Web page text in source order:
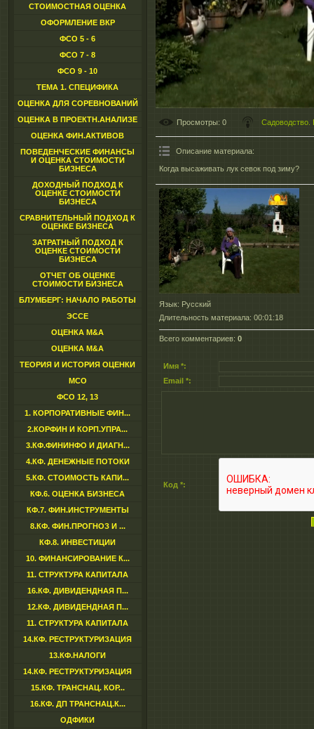
СТОИМОСТНАЯ ОЦЕНКА
ОФОРМЛЕНИЕ ВКР
ФСО 5 - 6
ФСО 7 - 8
ФСО 9 - 10
ТЕМА 1. СПЕЦИФИКА
ОЦЕНКА ДЛЯ СОРЕВНОВАНИЙ
ОЦЕНКА В ПРОЕКТН.АНАЛИЗЕ
ОЦЕНКА ФИН.АКТИВОВ
ПОВЕДЕНЧЕСКИЕ ФИНАНСЫ
И ОЦЕНКА СТОИМОСТИ
БИЗНЕСА
ДОХОДНЫЙ ПОДХОД К
ОЦЕНКЕ СТОИМОСТИ
БИЗНЕСА
СРАВНИТЕЛЬНЫЙ ПОДХОД К
ОЦЕНКЕ БИЗНЕСА
ЗАТРАТНЫЙ ПОДХОД К
ОЦЕНКЕ СТОИМОСТИ
БИЗНЕСА
ОТЧЕТ ОБ ОЦЕНКЕ
СТОИМОСТИ БИЗНЕСА
БЛУМБЕРГ: НАЧАЛО РАБОТЫ
ЭССЕ
ОЦЕНКА M&A
ОЦЕНКА M&A
ТЕОРИЯ И ИСТОРИЯ ОЦЕНКИ
МСО
ФСО 12, 13
1. КОРПОРАТИВНЫЕ ФИН...
2.КОРФИН И КОРП.УПРА...
3.КФ.ФИНИНФО И ДИАГН...
4.КФ. ДЕНЕЖНЫЕ ПОТОКИ
5.КФ. СТОИМОСТЬ КАПИ...
КФ.6. ОЦЕНКА БИЗНЕСА
КФ.7. ФИН.ИНСТРУМЕНТЫ
8.КФ. ФИН.ПРОГНОЗ И ...
КФ.8. ИНВЕСТИЦИИ
10. ФИНАНСИРОВАНИЕ К...
11. СТРУКТУРА КАПИТАЛА
16.КФ. ДИВИДЕНДНАЯ П...
12.КФ. ДИВИДЕНДНАЯ П...
11. СТРУКТУРА КАПИТАЛА
14.КФ. РЕСТРУКТУРИЗАЦИЯ
13.КФ.НАЛОГИ
14.КФ. РЕСТРУКТУРИЗАЦИЯ
15.КФ. ТРАНСНАЦ. КОР...
16.КФ. ДП ТРАНСНАЦ.К...
ОДФИКИ
Просмотры: 0 Садоводство.
Описание материала:
Когда высаживать лук севок под зиму?
Язык: Русский
Длительность материала: 00:01:18
Всего комментариев: 0
Имя *:
Email *:
Код *: